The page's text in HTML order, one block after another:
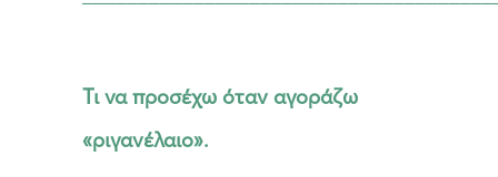
Τι να προσέχω όταν αγοράζω
«ριγανέλαιο».